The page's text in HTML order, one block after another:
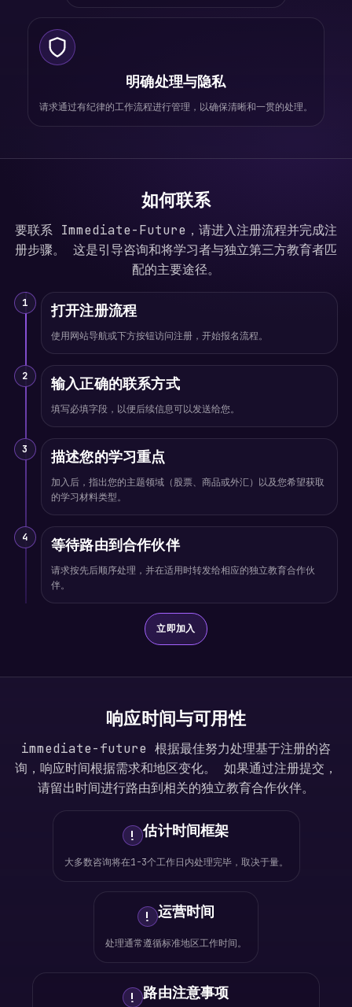
明确处理与隐私
请求通过有纪律的工作流程进行管理，以确保清晰和一贯的处理。
如何联系
要联系 Immediate-Future，请进入注册流程并完成注
册步骤。 这是引导咨询和将学习者与独立第三方教育者匹
配的主要途径。
1 打开注册流程
使用网站导航或下方按钮访问注册，开始报名流程。
2 输入正确的联系方式
填写必填字段，以便后续信息可以发送给您。
3 描述您的学习重点
加入后，指出您的主题领域（股票、商品或外汇）以及您希望获取
的学习材料类型。
4 等待路由到合作伙伴
请求按先后顺序处理，并在适用时转发给相应的独立教育合作伙
伴。
立即加入
响应时间与可用性
immediate-future 根据最佳努力处理基于注册的咨
询，响应时间根据需求和地区变化。 如果通过注册提交，
请留出时间进行路由到相关的独立教育合作伙伴。
! 估计时间框架
大多数咨询将在1-3个工作日内处理完毕，取决于量。
! 运营时间
处理通常遵循标准地区工作时间。
! 路由注意事项